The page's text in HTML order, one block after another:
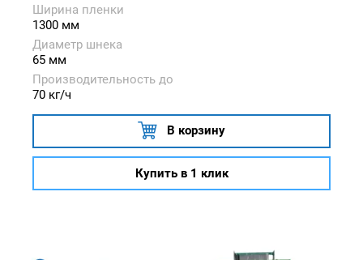
Ширина пленки
1300 мм
Диаметр шнека
65 мм
Производительность до
70 кг/ч
В корзину
Купить в 1 клик